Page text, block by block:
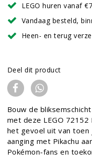
LEGO huren vanaf
Vandaag besteld,
Heen- en terug
Deel dit product
Bouw de
met deze LEGO 72152
het gevoel uit van
aanging met Pikachu
Pokémon-fans en